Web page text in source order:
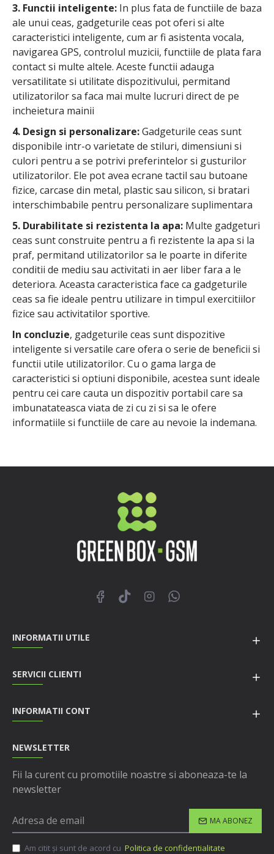
3. Functii inteligente: In plus fata de functiile de baza
ale unui ceas, gadgeturile ceas pot oferi si alte
caracteristici inteligente, cum ar fi asistenta vocala,
navigarea GPS, controlul muzicii, functiile de plata fara
contact si multe altele. Aceste functii adauga
versatilitate si utilitate dispozitivului, permitand
utilizatorilor sa faca mai multe lucruri direct de pe
incheietura mainii
4. Design si personalizare:Gadgeturile ceas sunt
disponibile intr-o varietate de stiluri, dimensiuni si
culori pentru a se potrivi preferintelor si gusturilor
utilizatorilor. Ele pot avea ecrane tactil sau butoane
fizice, carcase din metal, plastic sau silicon, si bratari
interschimbabile pentru personalizare suplimentara
5. Durabilitate si rezistenta la apa: Multe gadgeturi
ceas sunt construite pentru a fi rezistente la apa si la
praf, permitand utilizatorilor sa le poarte in diferite
conditii de mediu sau activitati in aer liber fara a le
deteriora. Aceasta caracteristica face ca gadgeturile
ceas sa fie ideale pentru utilizare in timpul exercitiilor
fizice sau activitatilor sportive.
In concluzie, gadgeturile ceas sunt dispozitive
inteligente si versatile care ofera o serie de beneficii si
functii utile utilizatorilor. Cu o gama larga de
caracteristici si optiuni disponibile, acestea sunt ideale
pentru cei care cauta un dispozitiv portabil care sa
imbunatateasca viata de zi cu zi si sa le ofere
informatiile si functiile de care au nevoie la indemana.
INFORMATII UTILE
SERVICII CLIENTI
INFORMATII CONT
NEWSLETTER
Fii la curent cu promotiile noastre si aboneaza-te la
newsletter
MA ABONEZ
Am citit şi sunt de acord cu Politica de confidentialitate